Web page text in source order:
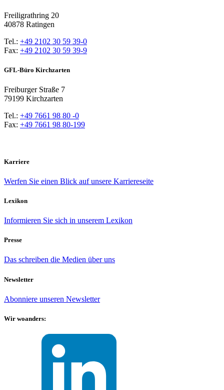
Freiligrathring 20
40878 Ratingen
Tel.: +49 2102 30 59 39-0
Fax: +49 2102 30 59 39-9
GFL-Büro Kirchzarten
Freiburger Straße 7
79199 Kirchzarten
Tel.: +49 7661 98 80 -0
Fax: +49 7661 98 80-199
Karriere
Werfen Sie einen Blick auf unsere Karriereseite
Lexikon
Informieren Sie sich in unserem Lexikon
Presse
Das schreiben die Medien über uns
Newsletter
Abonniere unseren Newsletter
Wir woanders: